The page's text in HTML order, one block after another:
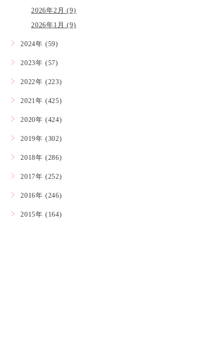
2026年2月 (9)
2026年1月 (9)
2024年 (59)
2023年 (57)
2022年 (223)
2021年 (425)
2020年 (424)
2019年 (302)
2018年 (286)
2017年 (252)
2016年 (246)
2015年 (164)